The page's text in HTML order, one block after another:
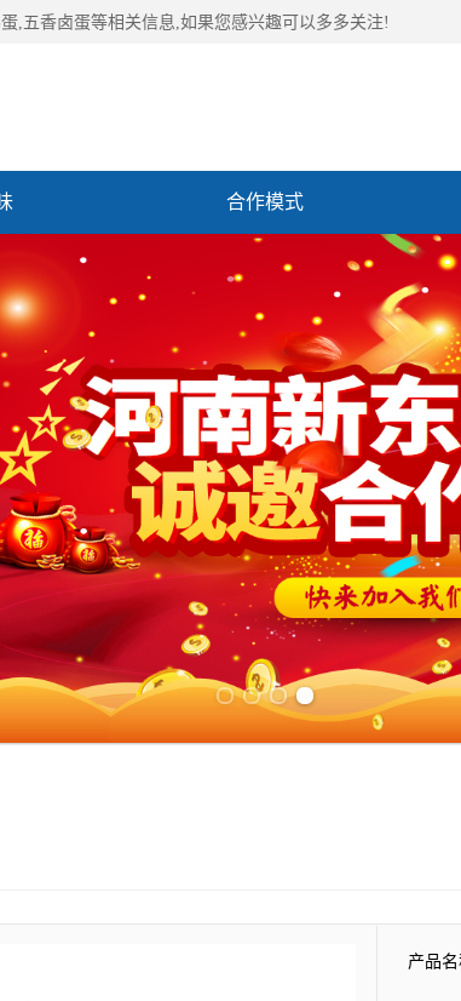
,五香卤蛋等相关信息,如果您感兴趣可以多多关注!
合作模式
产品名